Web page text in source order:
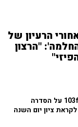
הרעיון של
"הרצון
היוצרת יובל הראל שוחחה עם איריס קול ב־103fm על הסדרה
ציון יום השנה